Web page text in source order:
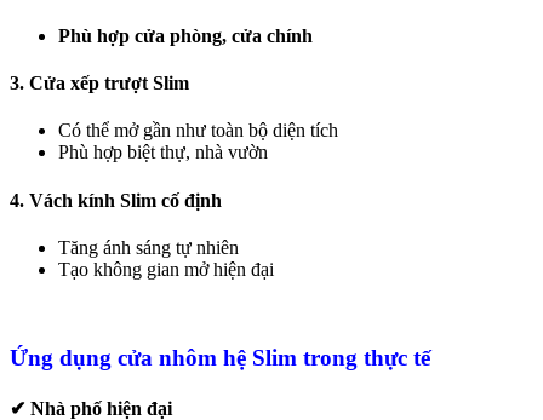
Phù hợp cửa phòng, cửa chính
3. Cửa xếp trượt Slim
Có thể mở gần như toàn bộ diện tích
Phù hợp biệt thự, nhà vườn
4. Vách kính Slim cố định
Tăng ánh sáng tự nhiên
Tạo không gian mở hiện đại
Ứng dụng cửa nhôm hệ Slim trong thực tế
✔ Nhà phố hiện đại